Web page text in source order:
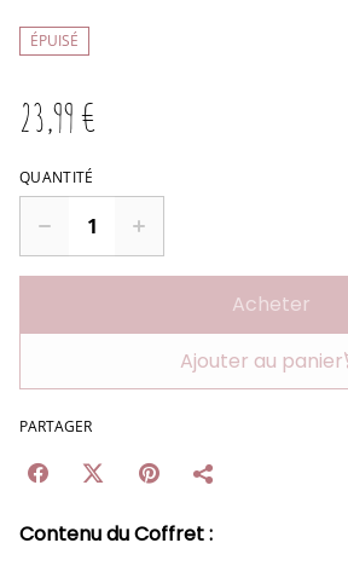
ÉPUISÉ
23,99 €
QUANTITÉ
Acheter
Ajouter au panier
PARTAGER
Contenu du Coffret :